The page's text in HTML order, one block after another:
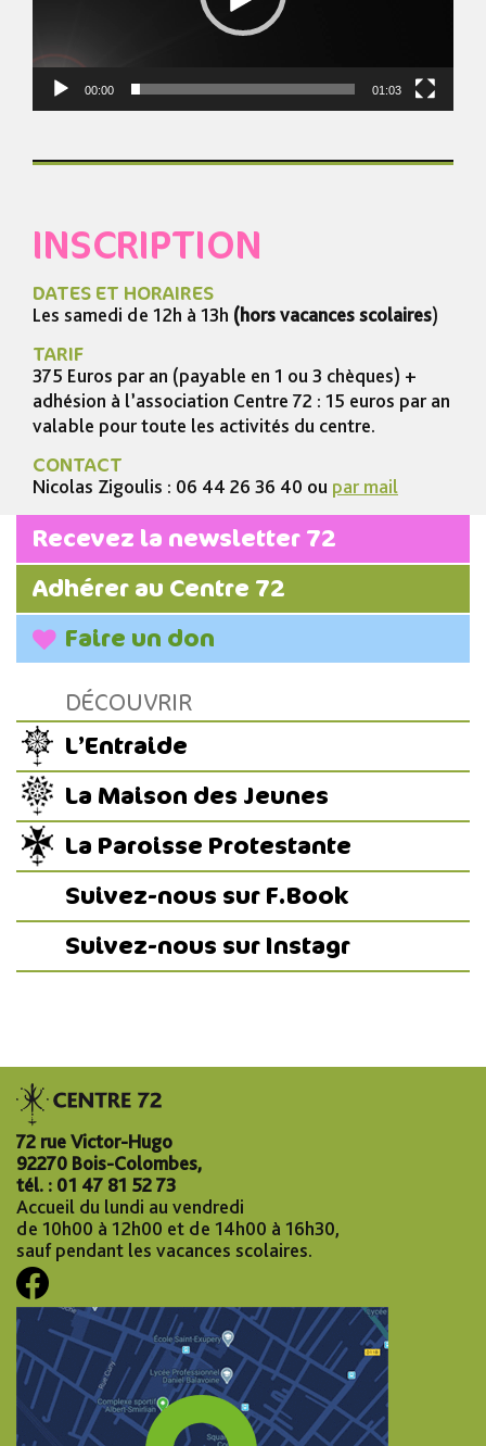
00:00 01:03
INSCRIPTION
DATES ET HORAIRES
Les samedi de 12h à 13h (hors vacances scolaires)
TARIF
375 Euros par an (payable en 1 ou 3 chèques) +
adhésion à l’association Centre 72 : 15 euros par an
valable pour toute les activités du centre.
CONTACT
Nicolas Zigoulis : 06 44 26 36 40 ou par mail
Recevez la newsletter 72
Adhérer au Centre 72
Faire un don
DÉCOUVRIR
L’Entraide
La Maison des Jeunes
La Paroisse Protestante
Suivez-nous sur F.Book
Suivez-nous sur Instagr
72 rue Victor-Hugo
92270 Bois-Colombes,
tél. : 01 47 81 52 73
Accueil du lundi au vendredi
de 10h00 à 12h00 et de 14h00 à 16h30,
sauf pendant les vacances scolaires.